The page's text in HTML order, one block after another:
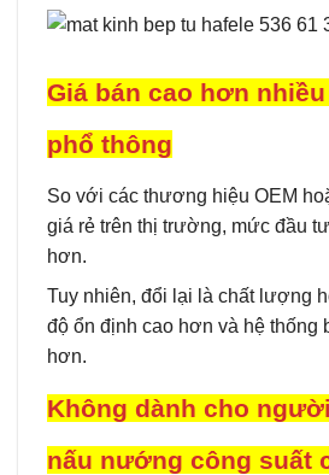
Giá bán cao hơn
phổ thông
So với các thương hiệu OEM
giá rẻ trên thị trường, mức đầu
hơn.
Tuy nhiên, đổi lại là chất lượng
độ ổn định cao hơn và hệ thống
hơn.
Không dành cho
nấu nướng công suất